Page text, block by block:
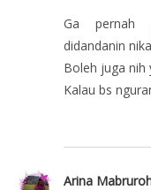
Ga pernah
didandanin
Boleh juga nih
Kalau bs
Arina